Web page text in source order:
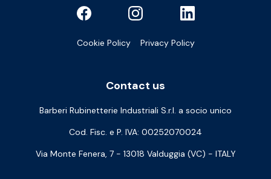
Cookie Policy Privacy Policy
Contact us
Barberi Rubinetterie Industriali S.r.l. a socio unico
Cod. Fisc. e P. IVA: 00252070024
Via Monte Fenera, 7 - 13018 Valduggia (VC) - ITALY